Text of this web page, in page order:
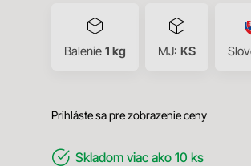
Balenie 1 kg MJ: KS
Prihláste sa pre zobrazenie ceny
Skladom viac ako 10 ks